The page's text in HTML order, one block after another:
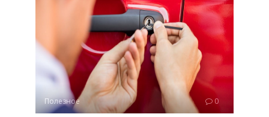
Полезное 0